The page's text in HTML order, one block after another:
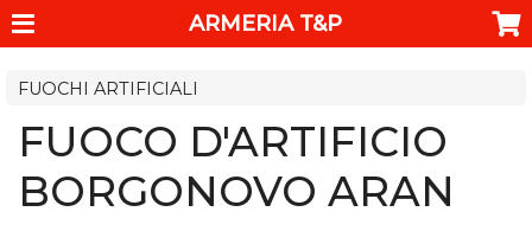
ARMERIA T&P
FUOCHI ARTIFICIALI
FUOCO D'ARTIFICIO
BORGONOVO ARAN